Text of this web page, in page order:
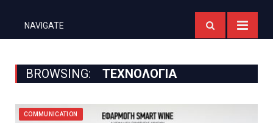
NAVIGATE
BROWSING: ΤΕΧΝΟΛΟΓΊΑ
COMMUNICATION